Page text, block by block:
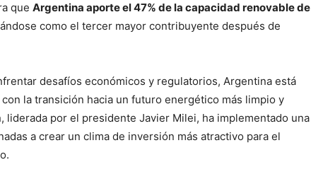
que Argentina aporte el 47% de la capacidad renovable de
como el tercer mayor contribuyente después de
desafíos económicos y regulatorios, Argentina está
la transición hacia un futuro energético más limpio y
liderada por el presidente Javier Milei, ha implementado una
a crear un clima de inversión más atractivo para el